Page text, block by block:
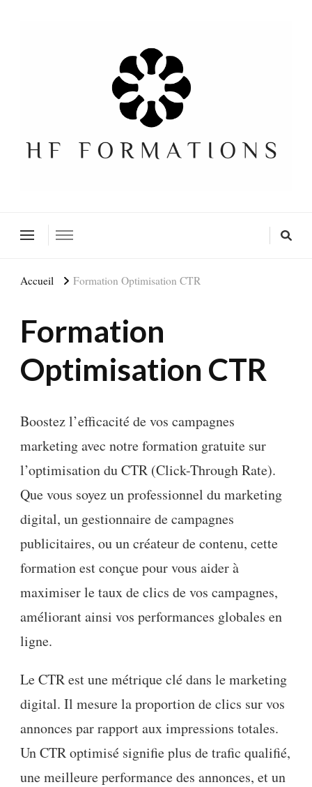
Accueil Formation Optimisation CTR
Formation
Optimisation CTR
Boostez l’efficacité de vos campagnes
marketing avec notre formation gratuite sur
l’optimisation du CTR (Click-Through Rate).
Que vous soyez un professionnel du marketing
digital, un gestionnaire de campagnes
publicitaires, ou un créateur de contenu, cette
formation est conçue pour vous aider à
maximiser le taux de clics de vos campagnes,
améliorant ainsi vos performances globales en
ligne.
Le CTR est une métrique clé dans le marketing
digital. Il mesure la proportion de clics sur vos
annonces par rapport aux impressions totales.
Un CTR optimisé signifie plus de trafic qualifié,
une meilleure performance des annonces, et un